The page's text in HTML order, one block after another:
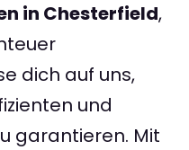
in Chesterfield,
dich auf uns,
und
garantieren. Mit